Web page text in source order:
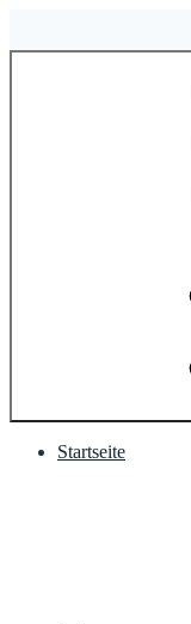
Startseite